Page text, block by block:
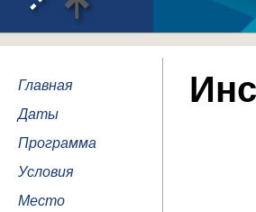
Главная
Даты
Программа
Условия
Место